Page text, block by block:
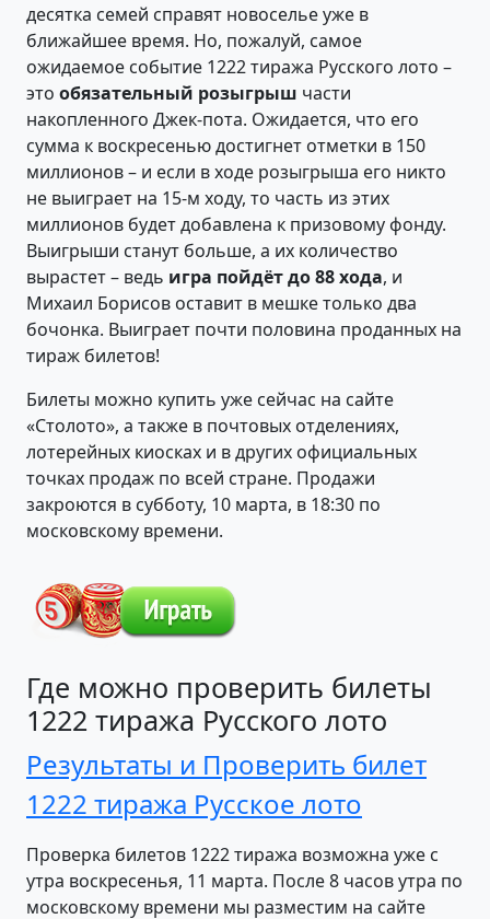
десятка семей справят новоселье уже в
ближайшее время. Но, пожалуй, самое
ожидаемое событие 1222 тиража Русского лото –
это обязательный розыгрыш части
накопленного Джек-пота. Ожидается, что его
сумма к воскресенью достигнет отметки в 150
миллионов – и если в ходе розыгрыша его никто
не выиграет на 15-м ходу, то часть из этих
миллионов будет добавлена к призовому фонду.
Выигрыши станут больше, а их количество
вырастет – ведь игра пойдёт до 88 хода, и
Михаил Борисов оставит в мешке только два
бочонка. Выиграет почти половина проданных на
тираж билетов!
Билеты можно купить уже сейчас на сайте
«Столото», а также в почтовых отделениях,
лотерейных киосках и в других официальных
точках продаж по всей стране. Продажи
закроются в субботу, 10 марта, в 18:30 по
московскому времени.
Где можно проверить билеты
1222 тиража Русского лото
Результаты и Проверить билет
1222 тиража Русское лото
Проверка билетов 1222 тиража возможна уже с
утра воскресенья, 11 марта. После 8 часов утра по
московскому времени мы разместим на сайте